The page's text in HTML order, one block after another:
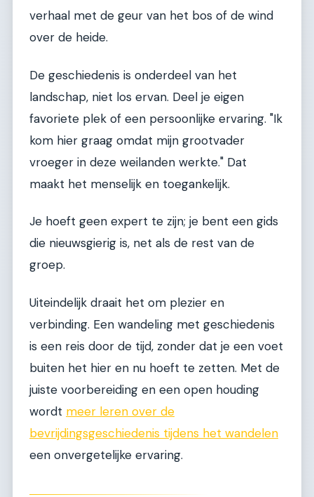
verhaal met de geur van het bos of de wind
over de heide.
De geschiedenis is onderdeel van het
landschap, niet los ervan. Deel je eigen
favoriete plek of een persoonlijke ervaring. "Ik
kom hier graag omdat mijn grootvader
vroeger in deze weilanden werkte." Dat
maakt het menselijk en toegankelijk.
Je hoeft geen expert te zijn; je bent een gids
die nieuwsgierig is, net als de rest van de
groep.
Uiteindelijk draait het om plezier en
verbinding. Een wandeling met geschiedenis
is een reis door de tijd, zonder dat je een voet
buiten het hier en nu hoeft te zetten. Met de
juiste voorbereiding en een open houding
wordt meer leren over de
bevrijdingsgeschiedenis tijdens het wandelen
een onvergetelijke ervaring.